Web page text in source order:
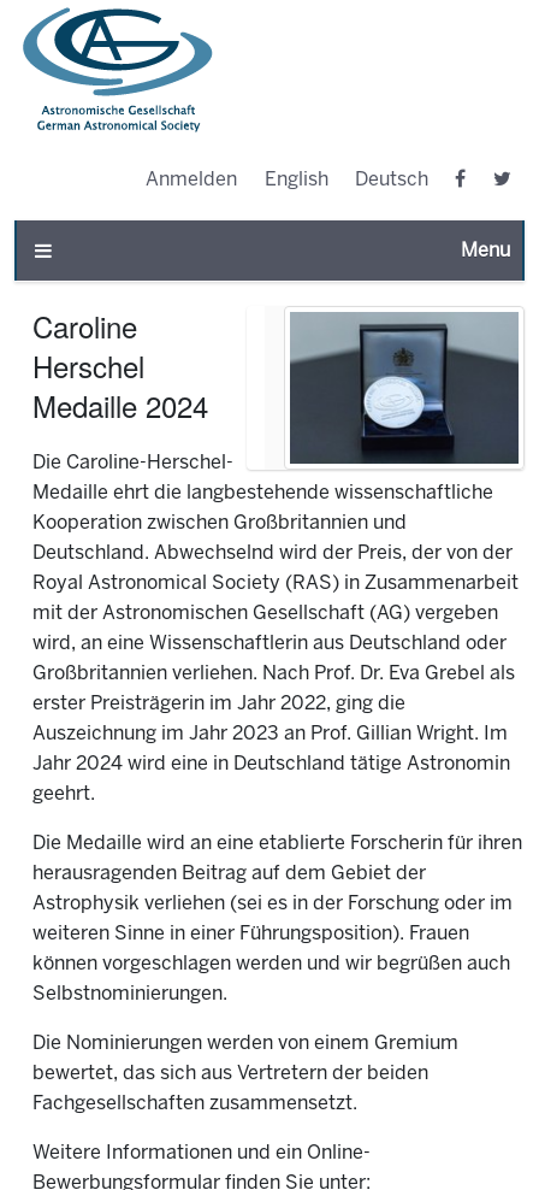
Anmelden English Deutsch
Toggle
Caroline
Herschel
Medaille 2024
Die Caroline-Herschel-
Medaille ehrt die langbestehende wissenschaftliche
Kooperation zwischen Großbritannien und
Deutschland. Abwechselnd wird der Preis, der von der
Royal Astronomical Society (RAS) in Zusammenarbeit
mit der Astronomischen Gesellschaft (AG) vergeben
wird, an eine Wissenschaftlerin aus Deutschland oder
Großbritannien verliehen. Nach Prof. Dr. Eva Grebel als
erster Preisträgerin im Jahr 2022, ging die
Auszeichnung im Jahr 2023 an Prof. Gillian Wright. Im
Jahr 2024 wird eine in Deutschland tätige Astronomin
geehrt.
Die Medaille wird an eine etablierte Forscherin für ihren
herausragenden Beitrag auf dem Gebiet der
Astrophysik verliehen (sei es in der Forschung oder im
weiteren Sinne in einer Führungsposition). Frauen
können vorgeschlagen werden und wir begrüßen auch
Selbstnominierungen.
Die Nominierungen werden von einem Gremium
bewertet, das sich aus Vertretern der beiden
Fachgesellschaften zusammensetzt.
Weitere Informationen und ein Online-
Bewerbungsformular finden Sie unter: